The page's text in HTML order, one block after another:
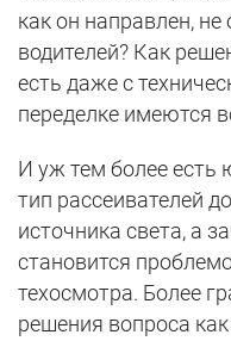
как он направлен,
водителей? Как
есть даже с
переделке имеются
И уж тем более есть
тип рассеивателей
источника света, а
становится
техосмотра. Более
решения вопроса как